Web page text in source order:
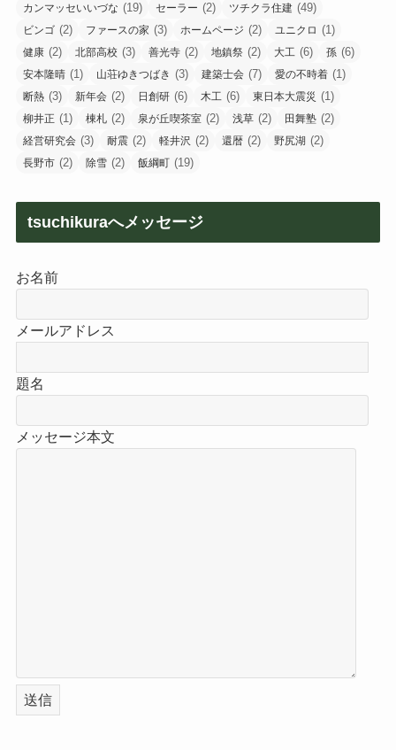
カンマッセいいづな (19) セーラー (2) ツチクラ住建 (49)
ビンゴ (2) ファースの家 (3) ホームページ (2) ユニクロ (1)
健康 (2) 北部高校 (3) 善光寺 (2) 地鎮祭 (2) 大工 (6) 孫 (6)
安本隆晴 (1) 山荘ゆきつばき (3) 建築士会 (7) 愛の不時着 (1)
断熱 (3) 新年会 (2) 日創研 (6) 木工 (6) 東日本大震災 (1)
柳井正 (1) 棟札 (2) 泉が丘喫茶室 (2) 浅草 (2) 田舞塾 (2)
経営研究会 (3) 耐震 (2) 軽井沢 (2) 還暦 (2) 野尻湖 (2)
長野市 (2) 除雪 (2) 飯綱町 (19)
tsuchikuraへメッセージ
お名前
メールアドレス
題名
メッセージ本文